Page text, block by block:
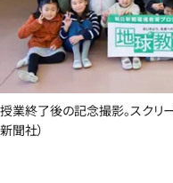
授業終了後の記念撮影。スクリ
新聞社）